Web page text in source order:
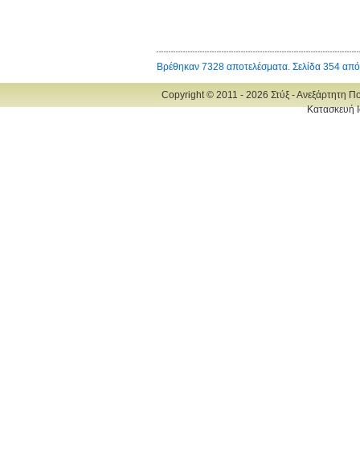
Βρέθηκαν 7328 αποτελέσματα. Σελίδα 354
Copyright © 2011 - 2026 Στύξ - Ανεξάρτητη
Κατασκευή